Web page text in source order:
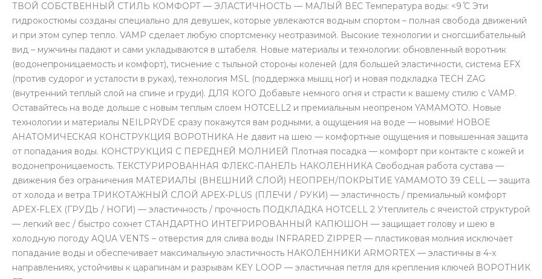
ТВОЙ СОБСТВЕННЫЙ СТИЛЬ КОМФОРТ — ЭЛАСТИЧНОСТЬ — МАЛЫЙ ВЕС Температура воды: <9 ̊C Эти
гидрокостюмы созданы специально для девушек, которые увлекаются водным спортом – полная свобода движений
и при этом супер тепло. VAMP сделает любую спортсменку неотразимой. Высокие технологии и сногсшибательный
вид – мужчины падают и сами укладываются в штабеля. Новые материалы и технологии: обновленный воротник
(водонепроницаемость и комфорт), тиснение с тыльной стороны коленей (для большей эластичности, система EFX
(против судорог и усталости в руках), технология MSL (поддержка мышц ног) и новая подкладка TECH ZAG
(внутренний теплый слой на спине и груди). ДЛЯ КОГО Добавьте немного огня и страсти к вашему стилю с VAMP.
Оставайтесь на воде дольше с новым теплым слоем HOTCELL2 и премиальным неопреном YAMAMOTO. Новые
технологии и материалы NEILPRYDE сразу покажутся вам родными, а ощущения на воде — новыми! НОВОЕ
АНАТОМИЧЕСКАЯ КОНСТРУКЦИЯ ВОРОТНИКА Не давит на шею — комфортные ощущения и повышенная защита
от попадания воды. КОНСТРУКЦИЯ С ПЕРЕДНЕЙ МОЛНИЕЙ Плотная посадка — комфорт при контакте с кожей и
водонепроницаемость. ТЕКСТУРИРОВАННАЯ ФЛЕКС-ПАНЕЛЬ НАКОЛЕННИКА Свободная работа сустава —
движения без ограничения МАТЕРИАЛЫ (ВНЕШНИЙ СЛОЙ) НЕОПРЕН/ПОКРЫТИЕ YAMAMOTO 39 CELL — защита
от холода и ветра ТРИКОТАЖНЫЙ СЛОЙ APEX-PLUS (ПЛЕЧИ / РУКИ) — эластичность / премиальный комфорт
APEX-FLEX (ГРУДЬ / НОГИ) — эластичность / прочность ПОДКЛАДКА HOTCELL 2 Утеплитель с ячеистой структурой
— легкий вес / быстро сохнет СТАНДАРТНО ИНТЕГРИРОВАННЫЙ КАПЮШОН — защищает голову и шею в
холодную погоду AQUA VENTS – отверстия для слива воды INFRARED ZIPPER — пластиковая молния исключает
попадание воды и обеспечивает максимальную эластичность НАКОЛЕННИКИ ARMORTEX — эластичны в 4-х
направлениях, устойчивы к царапинам и разрывам KEY LOOP — эластичная петля для крепления ключей ВОРОТНИК